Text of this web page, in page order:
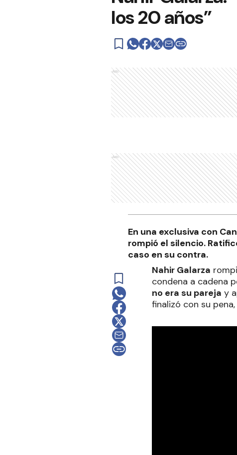
los 20 años”
Ads
Ads
En una exclusiva con
rompió el silencio.
caso en su contra.
Nahir Galarza
condena a cadena
no era su pareja y
finalizó con su